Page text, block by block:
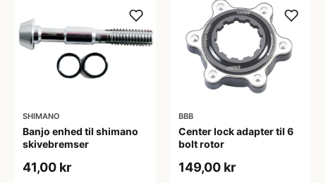
SHIMANO
Banjo enhed til shimano
skivebremser
41,00 kr
BBB
Center lock adapter til 6
bolt rotor
149,00 kr